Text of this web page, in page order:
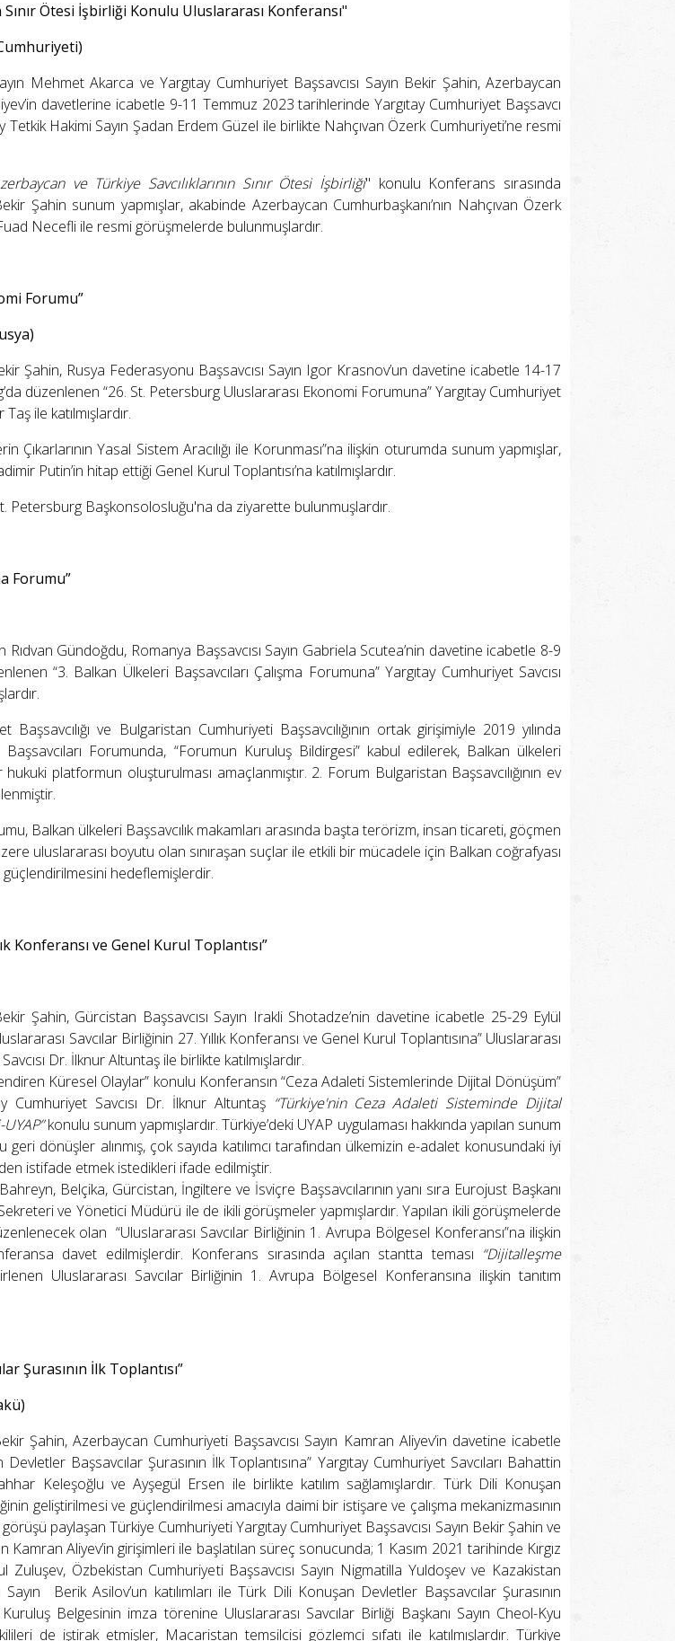
Sınır Ötesi İşbirliği Konulu Uluslararası Konferansı"
Mehmet Akarca ve Yargıtay Cumhuriyet Başsavcısı Sayın Bekir Şahin, Azerbaycan
davetlerine icabetle 9-11 Temmuz 2023 tarihlerinde Yargıtay Cumhuriyet Başsavcı
Tetkik Hakimi Sayın Şadan Erdem Güzel ile birlikte Nahçıvan Özerk Cumhuriyeti’ne resmi
ve Türkiye Savcılıklarının Sınır Ötesi İşbirliği" konulu Konferans sırasında
Şahin sunum yapmışlar, akabinde Azerbaycan Cumhurbaşkanı’nın Nahçıvan Özerk
Necefli ile resmi görüşmelerde bulunmuşlardır.
Forumu”
Şahin, Rusya Federasyonu Başsavcısı Sayın Igor Krasnov’un davetine icabetle 14-17
düzenlenen “26. St. Petersburg Uluslararası Ekonomi Forumuna” Yargıtay Cumhuriyet
ile katılmışlardır.
Çıkarlarının Yasal Sistem Aracılığı ile Korunması”na ilişkin oturumda sunum yapmışlar,
Putin’in hitap ettiği Genel Kurul Toplantısı’na katılmışlardır.
Petersburg Başkonsolosluğu'na da ziyarette bulunmuşlardır.
Forumu”
Rıdvan Gündoğdu, Romanya Başsavcısı Sayın Gabriela Scutea’nin davetine icabetle 8-9
“3. Balkan Ülkeleri Başsavcıları Çalışma Forumuna” Yargıtay Cumhuriyet Savcısı
ve Bulgaristan Cumhuriyeti Başsavcılığının ortak girişimiyle 2019 yılında
Forumunda, “Forumun Kuruluş Bildirgesi” kabul edilerek, Balkan ülkeleri
hukuki platformun oluşturulması amaçlanmıştır. 2. Forum Bulgaristan Başsavcılığının ev
Balkan ülkeleri Başsavcılık makamları arasında başta terörizm, insan ticareti, göçmen
uluslararası boyutu olan sınıraşan suçlar ile etkili bir mücadele için Balkan coğrafyası
güçlendirilmesini hedeflemişlerdir.
Konferansı ve Genel Kurul Toplantısı”
Şahin, Gürcistan Başsavcısı Sayın Irakli Shotadze’nin davetine icabetle 25-29 Eylül
Savcılar Birliğinin 27. Yıllık Konferansı ve Genel Kurul Toplantısına” Uluslararası
Dr. İlknur Altuntaş ile birlikte katılmışlardır.
Küresel Olaylar” konulu Konferansın “Ceza Adaleti Sistemlerinde Dijital Dönüşüm”
Cumhuriyet Savcısı Dr. İlknur Altuntaş “Türkiye'nin Ceza Adaleti Sisteminde Dijital
konulu sunum yapmışlardır. Türkiye’deki UYAP uygulaması hakkında yapılan sunum
geri dönüşler alınmış, çok sayıda katılımcı tarafından ülkemizin e-adalet konusundaki iyi
istifade etmek istedikleri ifade edilmiştir.
Belçika, Gürcistan, İngiltere ve İsviçre Başsavcılarının yanı sıra Eurojust Başkanı
ve Yönetici Müdürü ile de ikili görüşmeler yapmışlardır. Yapılan ikili görüşmelerde
olan “Uluslararası Savcılar Birliğinin 1. Avrupa Bölgesel Konferansı”na ilişkin
davet edilmişlerdir. Konferans sırasında açılan stantta teması “Dijitalleşme
Uluslararası Savcılar Birliğinin 1. Avrupa Bölgesel Konferansına ilişkin tanıtım
Şurasının İlk Toplantısı”
Şahin, Azerbaycan Cumhuriyeti Başsavcısı Sayın Kamran Aliyev’in davetine icabetle
Başsavcılar Şurasının İlk Toplantısına” Yargıtay Cumhuriyet Savcıları Bahattin
Keleşoğlu ve Ayşegül Ersen ile birlikte katılım sağlamışlardır. Türk Dili Konuşan
geliştirilmesi ve güçlendirilmesi amacıyla daimi bir istişare ve çalışma mekanizmasının
paylaşan Türkiye Cumhuriyeti Yargıtay Cumhuriyet Başsavcısı Sayın Bekir Şahin ve
Kamran Aliyev’in girişimleri ile başlatılan süreç sonucunda; 1 Kasım 2021 tarihinde Kırgız
Zuluşev, Özbekistan Cumhuriyeti Başsavcısı Sayın Nigmatilla Yuldoşev ve Kazakistan
Sayın Berik Asilov’un katılımları ile Türk Dili Konuşan Devletler Başsavcılar Şurasının
Belgesinin imza törenine Uluslararası Savcılar Birliği Başkanı Sayın Cheol-Kyu
de iştirak etmişler, Macaristan temsilcisi gözlemci sıfatı ile katılmışlardır. Türkiye